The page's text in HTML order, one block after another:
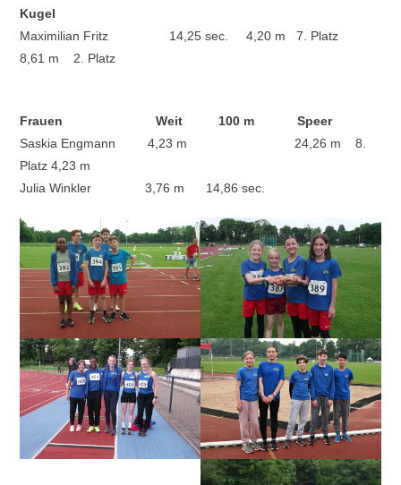
Kugel
Maximilian Fritz 14,25 sec. 4,20 m 7. Platz
8,61 m 2. Platz
Frauen Weit 100 m Speer
Saskia Engmann 4,23 m 24,26 m 8.
Platz 4,23 m
Julia Winkler 3,76 m 14,86 sec.